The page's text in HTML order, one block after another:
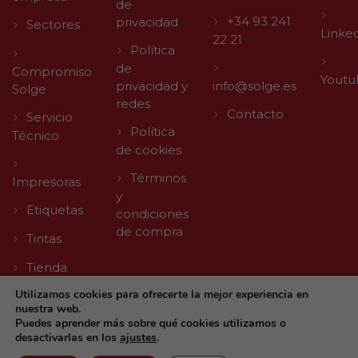
Sectores
Compromiso
Solge
Servicio
Técnico
Impresoras
Etiquetas
Tintas
Tienda
de
privacidad
Política
de
privacidad y
redes
Política
de cookies
Términos
y
condiciones
de compra
+34 93 241
22 21
info@solge.es
Contacto
Utilizamos cookies para ofrecerte la mejor experiencia en
nuestra web.
Puedes aprender más sobre qué cookies utilizamos o
desactivarlas en los ajustes.